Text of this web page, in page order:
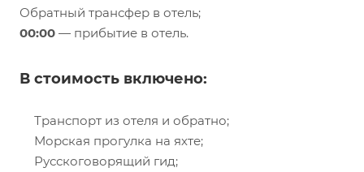
Обратный трансфер в отель;
00:00 — прибытие в отель.
В стоимость включено:
Транспорт из отеля и обратно;
Морская прогулка на яхте;
Русскоговорящий гид;